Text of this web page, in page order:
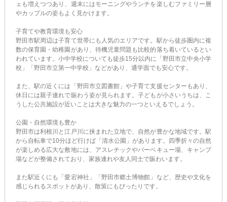
ェも増えつつあり、週末にはモーニングやランチを楽しむファミリー層
やカップルの姿もよく見かけます。
子育てや教育環境も安心
野田市駅周辺は子育て世帯にも人気のエリアです。駅から徒歩圏内に複
数の保育園・幼稚園があり、待機児童問題も比較的落ち着いているとい
われています。小中学校についても徒歩15分以内に「野田市立中央小学
校」「野田市立第一中学校」などがあり、通学面でも安心です。
また、駅の近くには「野田市立図書館」や子育て支援センターもあり、
休日には親子連れで賑わう姿が見られます。子どもが小さいうちは、こ
うした公共施設が近いことは大きな魅力の一つといえるでしょう。
公園・自然環境も豊か
野田市は利根川と江戸川に挟まれた立地で、自然が豊かな地域です。駅
から自転車で10分ほど行けば「清水公園」があります。四季折々の自然
が楽しめる広大な敷地には、アスレチックやバーベキュー場、キャンプ
場などが整備されており、家族連れや友人同士で賑わいます。
また駅近くにも「愛宕神社」「野田市郷土博物館」など、歴史や文化を
感じられるスポットがあり、散策にもぴったりです。